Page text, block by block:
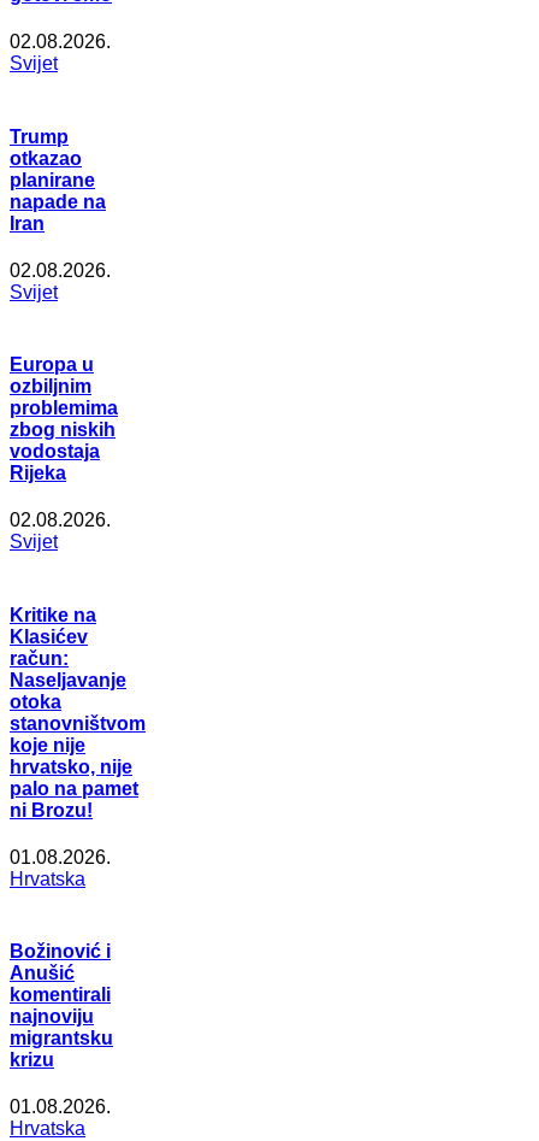
02.08.2026.
Svijet
Trump
otkazao
planirane
napade na
Iran
02.08.2026.
Svijet
Europa u
ozbiljnim
problemima
zbog niskih
vodostaja
Rijeka
02.08.2026.
Svijet
Kritike na
Klasićev
račun:
Naseljavanje
otoka
stanovništvom
koje nije
hrvatsko, nije
palo na pamet
ni Brozu!
01.08.2026.
Hrvatska
Božinović i
Anušić
komentirali
najnoviju
migrantsku
krizu
01.08.2026.
Hrvatska